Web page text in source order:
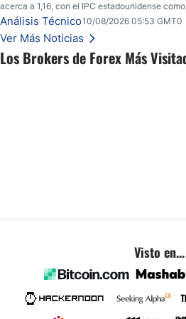
Los Brokers de Forex Más
acerca a 1,16, con el IPC estadounidense
Análisis Técnico10/08/2026 05:53 GMT0
Ver Más Noticias
Visto en...